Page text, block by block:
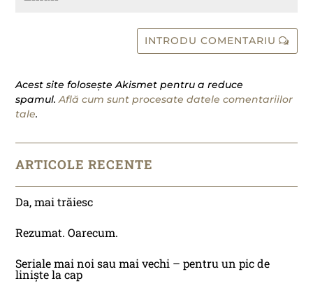
INTRODU COMENTARIU
Acest site folosește Akismet pentru a reduce
spamul.Află cum sunt procesate datele comentariilor
tale.
ARTICOLE RECENTE
Da, mai trăiesc
Rezumat. Oarecum.
Seriale mai noi sau mai vechi – pentru un pic de
liniște la cap